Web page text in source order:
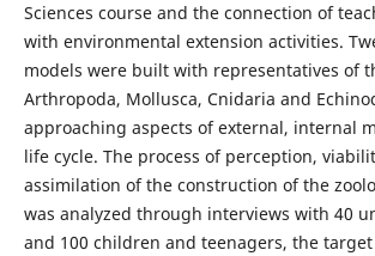
Sciences course and the connection of
with environmental extension activities.
models were built with representatives of
Arthropoda, Mollusca, Cnidaria and
approaching aspects of external, internal
life cycle. The process of perception,
assimilation of the construction of the
was analyzed through interviews with 40
and 100 children and teenagers, the